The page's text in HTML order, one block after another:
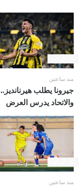
منذ ساعتين
جيرونا يطلب هيرنانديز..
والاتحاد يدرس العرض
منذ ساعتين